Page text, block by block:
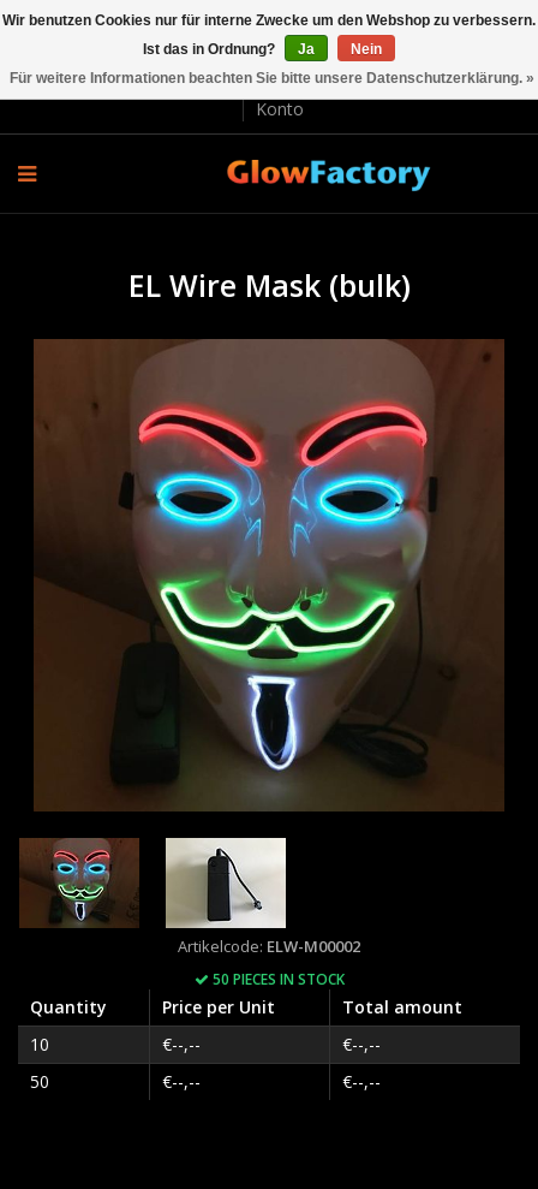
Lieferung und Rücksendung
Bezahlung
Kundenservice
Konto
EL Wire Mask (bulk)
Artikelcode: ELW-M00002
50 PIECES IN STOCK
Quantity Price per Unit
Total amount
10
€--,--
€--,--
50
€--,-- €--,--
Wir benutzen Cookies nur für interne Zwecke um den Webshop zu verbessern.
Ist das in Ordnung?
Ja
Nein
Für weitere Informationen beachten Sie bitte unsere Datenschutzerklärung. »